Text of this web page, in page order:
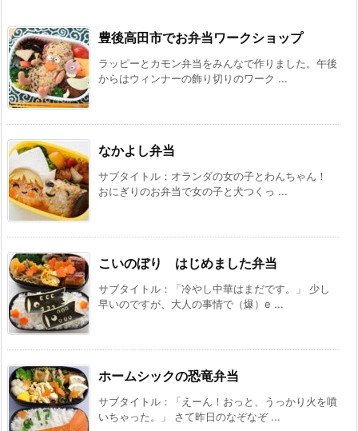
豊後高田市でお弁当ワークショップ
ラッピーとカモン弁当をみんなで作りました。午後
からはウィンナーの飾り切りのワーク ...
なかよし弁当
サブタイトル：オランダの女の子とわんちゃん！
おにぎりのお弁当で女の子と犬つくっ ...
こいのぼり はじめました弁当
サブタイトル：「冷やし中華はまだです。」 少し
早いのですが、大人の事情で（爆）e ...
ホームシックの恐竜弁当
サブタイトル：「えーん！おっと、うっかり火を噴
いちゃった。」 さて昨日のなぞなぞ ...